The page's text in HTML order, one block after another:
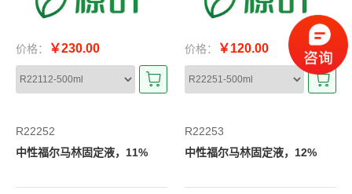
价格： ￥230.00 价格： ￥120.00
R22252
中性福尔马林固定液，11%
R22253
中性福尔马林固定液，12%